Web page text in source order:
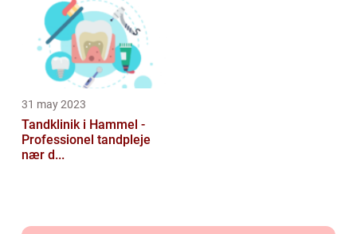
31 may 2023
Tandklinik i Hammel -
Professionel tandpleje
nær d...